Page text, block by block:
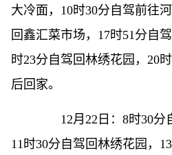
大冷面，10时30分自驾前往
回鑫汇菜市场，17时51分自
时23分自驾回林绣花园，20
后回家。
12月22日：8时30分
11时30分自驾回林绣花园，